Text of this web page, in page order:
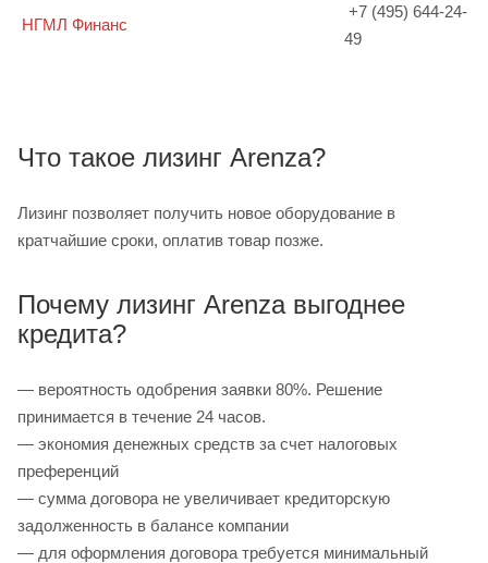
НГМЛ Финанс
+7 (495) 644-24-
49
Что такое лизинг Arenza?
Лизинг позволяет получить новое оборудование в
кратчайшие сроки, оплатив товар позже.
Почему лизинг Arenza выгоднее
кредита?
— вероятность одобрения заявки 80%. Решение
принимается в течение 24 часов.
— экономия денежных средств за счет налоговых
преференций
— сумма договора не увеличивает кредиторскую
задолженность в балансе компании
— для оформления договора требуется минимальный